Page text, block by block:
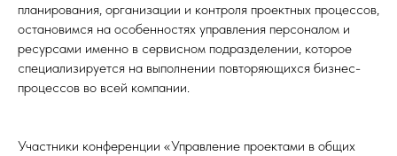
планирования, организации и контроля проектных процессов,
остановимся на особенностях управления персоналом и
ресурсами именно в сервисном подразделении, которое
специализируется на выполнении повторяющихся бизнес-
процессов во всей компании.
Участники конференции «Управление проектами в общих